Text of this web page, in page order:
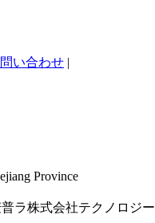
い合わせ |
Province
普ラ株式会社テクノロジー